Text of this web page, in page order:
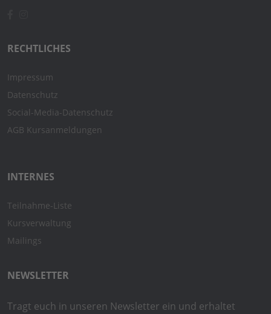
RECHTLICHES
Impressum
Datenschutz
Social-Media-Datenschutz
AGB Kursanmeldungen
INTERNES
Teilnahme-Liste
Kursverwaltung
Mailings
NEWSLETTER
Tragt euch in unseren Newsletter ein und erhaltet